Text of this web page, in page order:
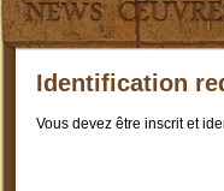
Identification
Vous devez être inscrit et